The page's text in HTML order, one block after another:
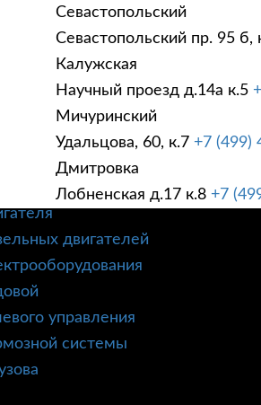
Севастопольский
Севастопольский пр. 95 б,
Калужская
Научный проезд д.14а к.5
Мичуринский
Удальцова, 60, к.7 +7 (499)
Дмитровка
Лобненская д.17 к.8 +7
УСЛУГИ
обслуживание
двигателей
управления
системы